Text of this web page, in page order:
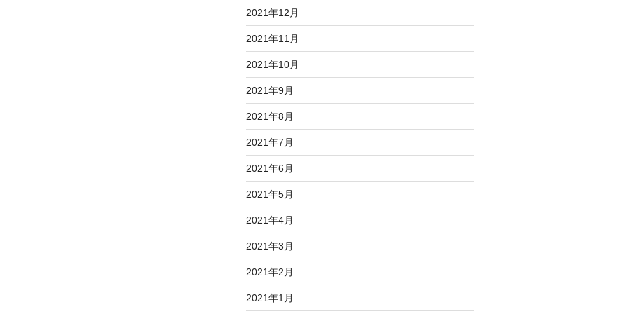
2021年12月
2021年11月
2021年10月
2021年9月
2021年8月
2021年7月
2021年6月
2021年5月
2021年4月
2021年3月
2021年2月
2021年1月